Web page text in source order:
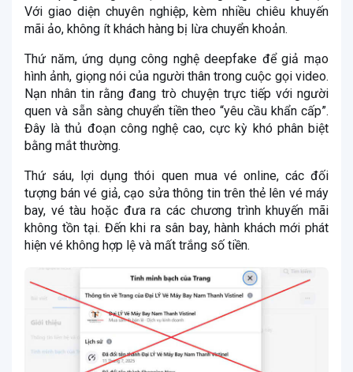
Với giao diện chuyên nghiệp, kèm nhiều chiêu khuyến
mãi ảo, không ít khách hàng bị lừa chuyển khoản.
Thứ năm, ứng dụng công nghệ deepfake để giả mạo
hình ảnh, giọng nói của người thân trong cuộc gọi video.
Nạn nhân tin rằng đang trò chuyện trực tiếp với người
quen và sẵn sàng chuyển tiền theo “yêu cầu khẩn cấp”.
Đây là thủ đoạn công nghệ cao, cực kỳ khó phân biệt
bằng mắt thường.
Thứ sáu, lợi dụng thói quen mua vé online, các đối
tượng bán vé giả, cạo sửa thông tin trên thẻ lên vé máy
bay, vé tàu hoặc đưa ra các chương trình khuyến mãi
không tồn tại. Đến khi ra sân bay, hành khách mới phát
hiện vé không hợp lệ và mất trắng số tiền.